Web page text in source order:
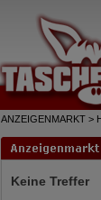
ANZEIGENMARKT >
Keine Treffer